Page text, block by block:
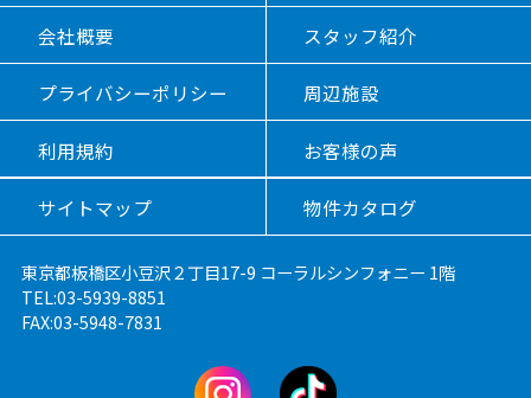
会社概要 スタッフ紹介
プライバシーポリシー 周辺施設
利用規約 お客様の声
サイトマップ 物件カタログ
東京都板橋区小豆沢２丁目17-9 コーラルシンフォニー 1階
TEL:03-5939-8851
FAX:03-5948-7831